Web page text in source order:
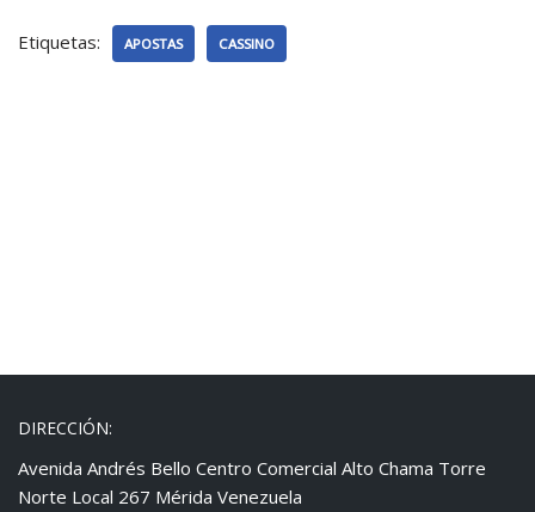
Etiquetas: APOSTAS CASSINO
DIRECCIÓN:
Avenida Andrés Bello Centro Comercial Alto Chama Torre
Norte Local 267 Mérida Venezuela